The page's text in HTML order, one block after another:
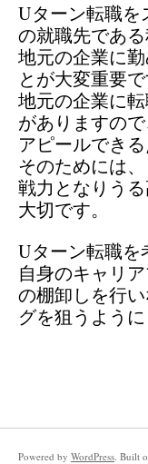
Uターン転職を
の就職先であ
地元の企業に
とが大変重要で
地元の企業に
がありますの
アピールでき
そのためには
戦力となりう
大切です。
Uターン転職を
自身のキャリ
の棚卸しを行
グを狙うよう
Powered by WordPress. Built